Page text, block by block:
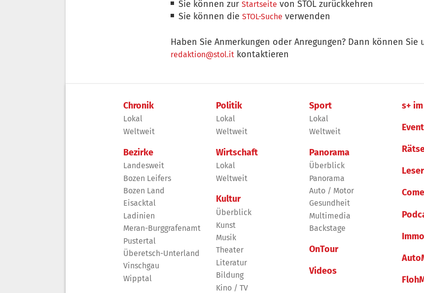
Sie können zurStartseite von STOL zurückkehren
Sie können dieSTOL-Suche verwenden
Haben Sie Anmerkungen oder Anregungen? Dann können Sie
redaktion@stol.it kontaktieren
Chronik
Lokal
Weltweit
Bezirke
Landesweit
Bozen Leifers
Bozen Land
Eisacktal
Ladinien
Meran-Burggrafenamt
Pustertal
Überetsch-Unterland
Vinschgau
Wipptal
Politik
Lokal
Weltweit
Wirtschaft
Lokal
Weltweit
Kultur
Überblick
Kunst
Musik
Theater
Literatur
Bildung
Kino / TV
Sport
Lokal
Weltweit
Panorama
Überblick
Panorama
Auto / Motor
Gesundheit
Multimedia
Backstage
OnTour
Videos
s+